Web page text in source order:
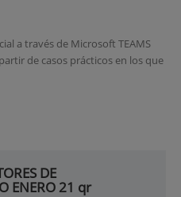
a través de Microsoft TEAMS
de casos prácticos en los que
DE
ENERO 21 qr